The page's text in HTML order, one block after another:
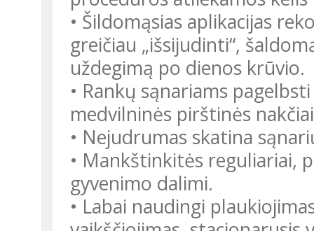
• Šildomąsias aplikacijas
greičiau „išsijudinti“,
uždegimą po dienos krūvio.
• Rankų sąnariams
medvilninės pirštinės
• Nejudrumas skatina
• Mankštinkitės reguliariai,
gyvenimo dalimi.
• Labai naudingi